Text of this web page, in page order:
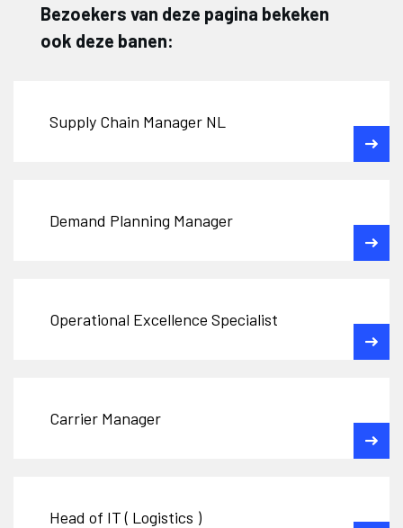
Bezoekers van deze pagina bekeken
ook deze banen:
Supply Chain Manager NL
Demand Planning Manager
Operational Excellence Specialist
Carrier Manager
Head of IT ( Logistics )